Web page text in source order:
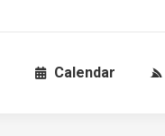
Calendar